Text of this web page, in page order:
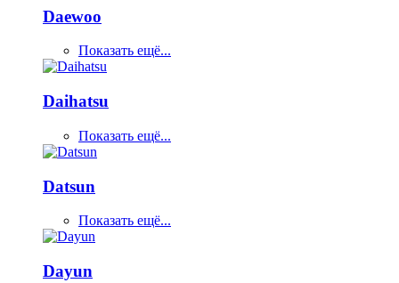
Daewoo
Показать ещё...
Daihatsu
Показать ещё...
Datsun
Показать ещё...
Dayun